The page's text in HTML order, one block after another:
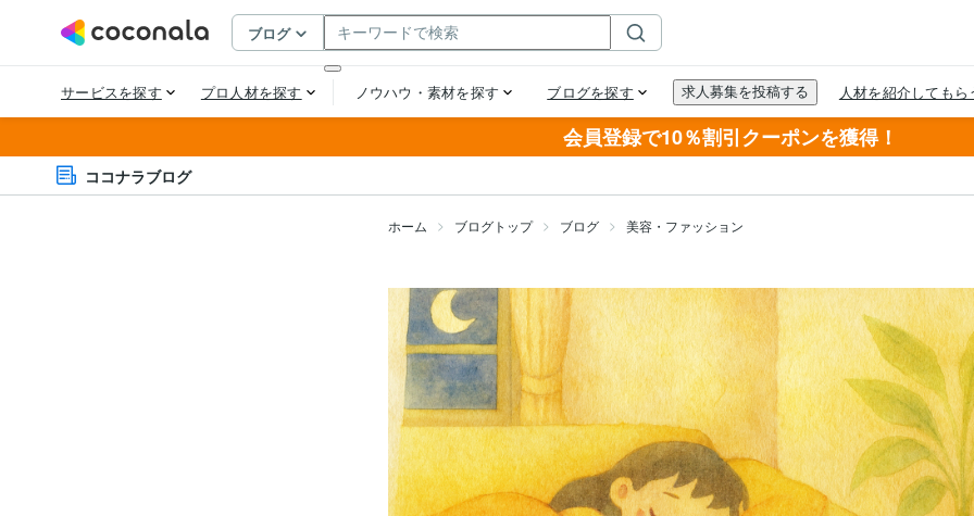
会員登録で10％割引クーポンを獲得！
ココナラブログ
ホーム ブログトップ ブログ 美容・ファッション